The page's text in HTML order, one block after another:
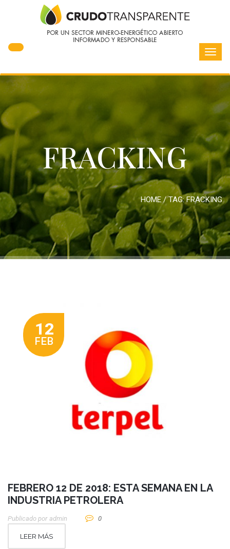
FRACKING
HOME/ TAG:FRACKING
12
FEB
FEBRERO 12 DE 2018: ESTA SEMANA EN LA
INDUSTRIA PETROLERA
Publicado por Admin 0
LEER MÁS